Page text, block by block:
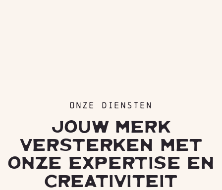
JOUW MERK
VERSTERKEN MET
ONZE EXPERTISE EN
CREATIVITEIT
ONZE DIENSTEN